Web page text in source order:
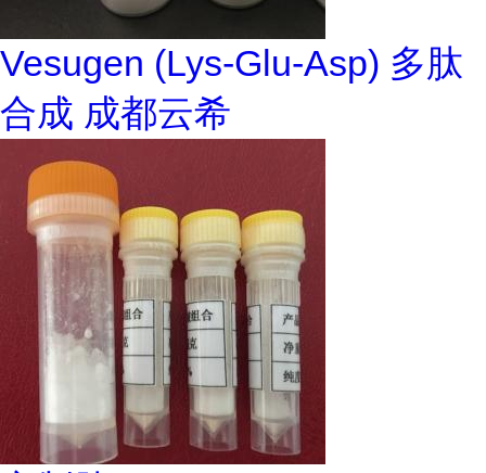
Vesugen (Lys-Glu-Asp) 多肽
合成 成都云希